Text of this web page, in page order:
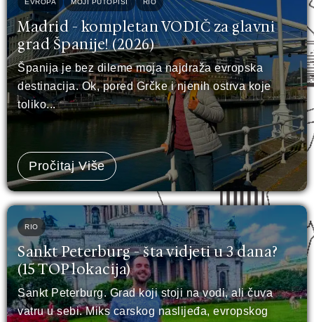
Madrid - kompletan VODIČ za glavni
grad Španije! (2026)
Španija je bez dileme moja najdraža evropska
destinacija. Ok, pored Grčke i njenih ostrva koje
toliko...
Pročitaj Više
RIO
Sankt Peterburg - šta vidjeti u 3 dana?
(15 TOP lokacija)
Sankt Peterburg. Grad koji stoji na vodi, ali čuva
vatru u sebi. Miks carskog naslijeđa, evropskog